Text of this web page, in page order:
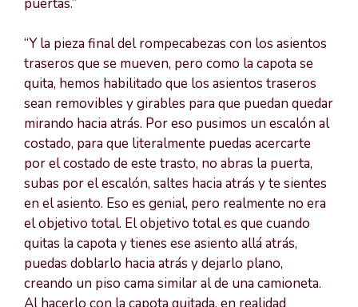
“Y la pieza final del rompecabezas con los asientos
traseros que se mueven, pero como la capota se
quita, hemos habilitado que los asientos traseros
sean removibles y girables para que puedan quedar
mirando hacia atrás. Por eso pusimos un escalón al
costado, para que literalmente puedas acercarte
por el costado de este trasto, no abras la puerta,
subas por el escalón, saltes hacia atrás y te sientes
en el asiento. Eso es genial, pero realmente no era
el objetivo total. El objetivo total es que cuando
quitas la capota y tienes ese asiento allá atrás,
puedas doblarlo hacia atrás y dejarlo plano,
creando un piso cama similar al de una camioneta.